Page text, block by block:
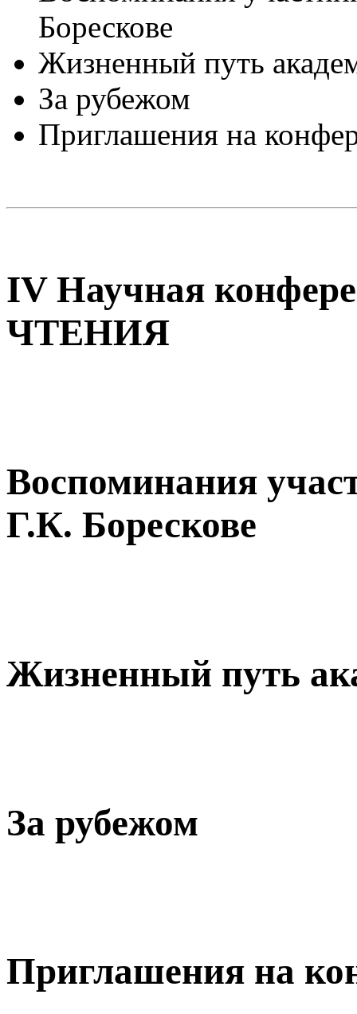
Борескове
Жизненный путь
За рубежом
Приглашения на
IV Научная
ЧТЕНИЯ
Воспоминания
Г.К. Борескове
Жизненный путь
За рубежом
Приглашения на